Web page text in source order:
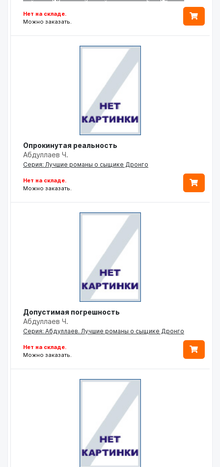
Нет на складе.
Можно заказать.
Опрокинутая реальность
Абдуллаев Ч.
Серия: Лучшие романы о сыщике Дронго
Нет на складе.
Можно заказать.
Допустимая погрешность
Абдуллаев Ч.
Серия: Абдуллаев. Лучшие романы о сыщике Дронго
Нет на складе.
Можно заказать.